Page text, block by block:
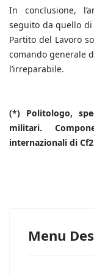
In conclusione,
seguito da quello di
Partito del Lavoro
comando generale
l’irreparabile.
(*) Politologo,
militari.
internazionali di
Menu